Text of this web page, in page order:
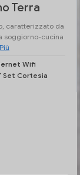
Terra
caratterizzato da
soggiorno-cucina
Più
Wifi
Set Cortesia